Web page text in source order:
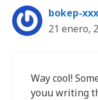
bokep-
21 enero,
Way cool!
youu writing